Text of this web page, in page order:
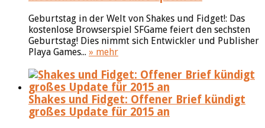
Geburtstag in der Welt von Shakes und Fidget!: Das
kostenlose Browserspiel SFGame feiert den sechsten
Geburtstag! Dies nimmt sich Entwickler und Publisher
Playa Games... » mehr
Shakes und Fidget: Offener Brief kündigt
großes Update für 2015 an